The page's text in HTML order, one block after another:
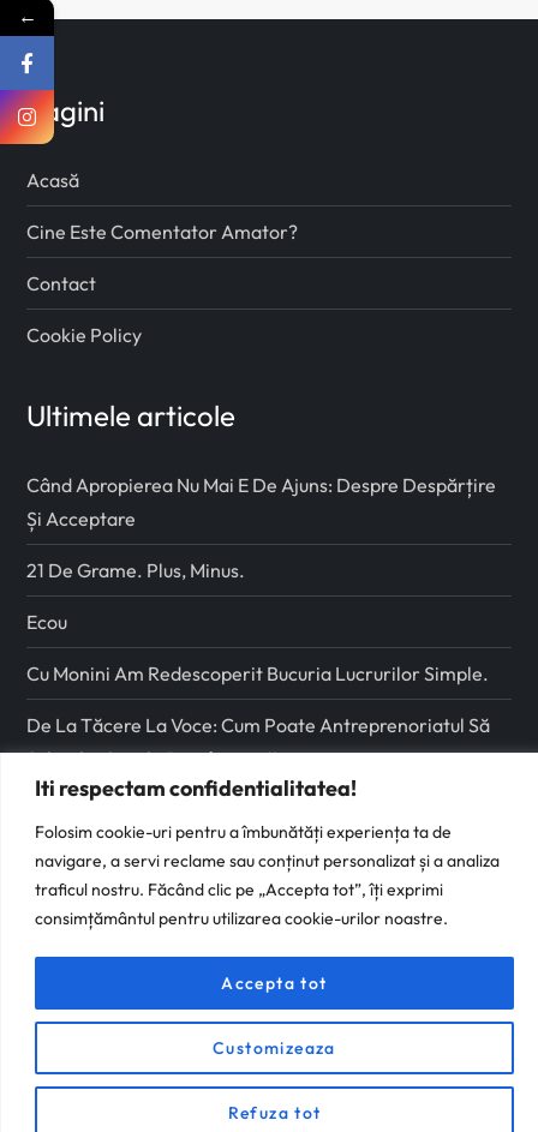
Iti respectam confidentialitatea!
Folosim cookie-uri pentru a îmbunătăți experiența ta de
navigare, a servi reclame sau conținut personalizat și a analiza
traficul nostru. Făcând clic pe „Accepta tot”, îți exprimi
consimțământul pentru utilizarea cookie-urilor noastre.
Customizeaza
Refuza tot
Accepta tot
Pagini
Acasă
Cine Este Comentator Amator?
Contact
Cookie Policy
Ultimele articole
Când Apropierea Nu Mai E De Ajuns: Despre Despărțire
Și Acceptare
21 De Grame. Plus, Minus.
Ecou
Cu Monini Am Redescoperit Bucuria Lucrurilor Simple.
De La Tăcere La Voce: Cum Poate Antreprenoriatul Să
Schimbe Școala Românească
Urmareste-ma pe
Facebook
←